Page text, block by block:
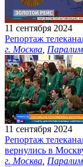
11 сентября 2024
Репортаж
г. Москва
11 сентября 2024
Репортаж
вернулись в
г. Москва